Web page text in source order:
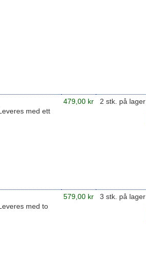
med ett
479,00 kr 2 stk. på lager
med to
579,00 kr 3 stk. på lager